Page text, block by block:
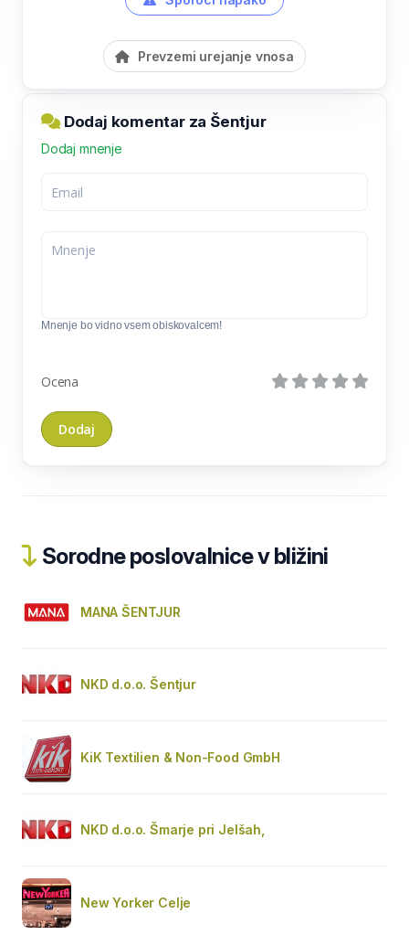
Prevzemi urejanje vnosa
Dodaj komentar za Šentjur
Dodaj mnenje
Mnenje bo vidno vsem obiskovalcem!
Ocena
Sorodne poslovalnice v bližini
MANA ŠENTJUR
NKD d.o.o. Šentjur
KiK Textilien & Non-Food GmbH
NKD d.o.o. Šmarje pri Jelšah,
New Yorker Celje